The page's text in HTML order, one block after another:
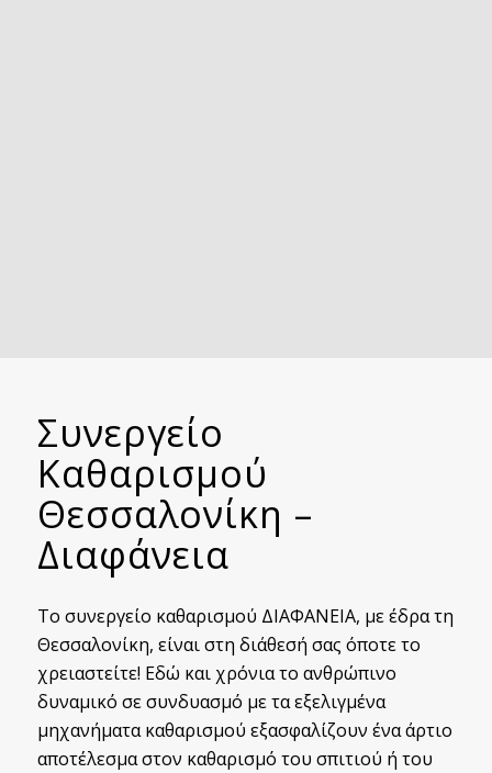
Συνεργείο
Καθαρισμού
Θεσσαλονίκη –
Διαφάνεια
Το συνεργείο καθαρισμού ΔΙΑΦΑΝΕΙΑ, με έδρα τη
Θεσσαλονίκη, είναι στη διάθεσή σας όποτε το
χρειαστείτε! Εδώ και χρόνια το ανθρώπινο
δυναμικό σε συνδυασμό με τα εξελιγμένα
μηχανήματα καθαρισμού εξασφαλίζουν ένα άρτιο
αποτέλεσμα στον καθαρισμό του σπιτιού ή του